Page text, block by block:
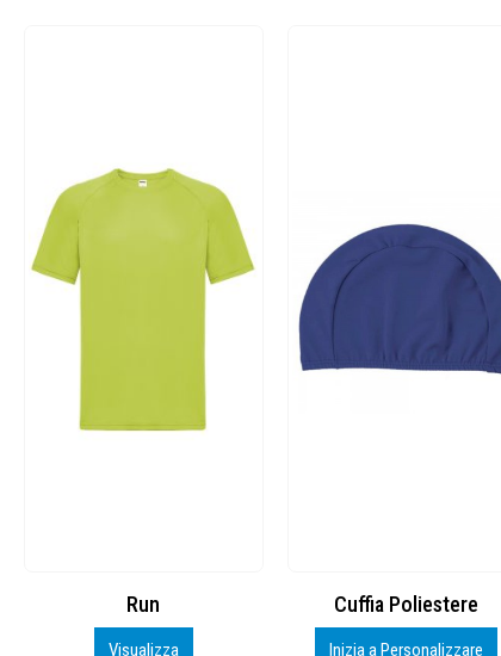
Cuffia Poliestere
Inizia a Personalizzare
BS600 – 5139960
Personalizza